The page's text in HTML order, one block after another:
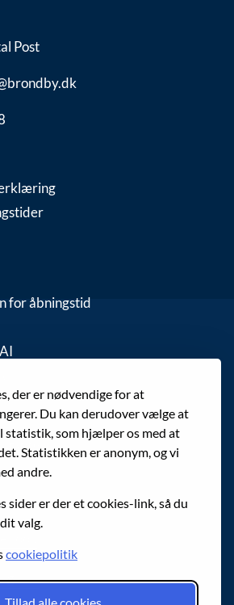
der er nødvendige for at
Du kan derudover vælge at
statistik, som hjælper os med at
Statistikken er anonym, og vi
andre.
sider er der et cookies-link, så du
valg.
cookiepolitik
Post
for åbningstid